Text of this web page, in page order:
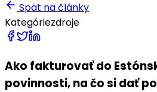
Spät na články
Kategóriezdroje
Ako fakturovať do
povinnosti, na čo si dať